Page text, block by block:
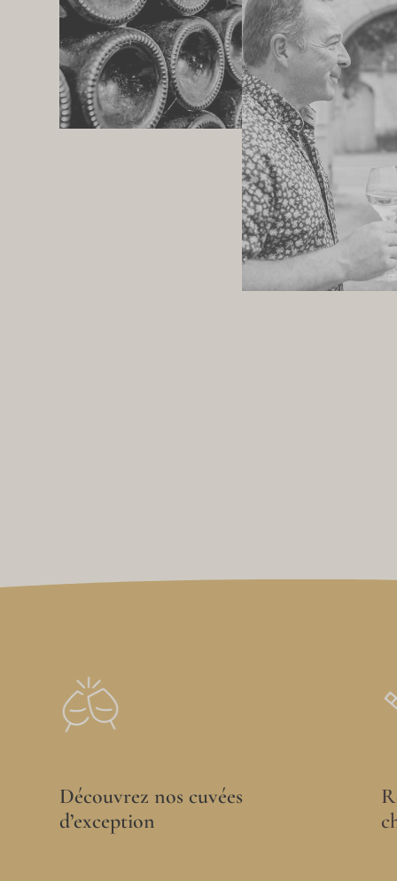
Découvrez nos cuvées
d’exception